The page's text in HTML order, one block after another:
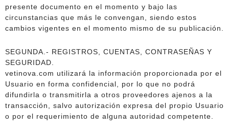
presente documento en el momento y bajo las
circunstancias que más le convengan, siendo estos
cambios vigentes en el momento mismo de su publicación.
SEGUNDA.- REGISTROS, CUENTAS, CONTRASEÑAS Y
SEGURIDAD.
vetinova.com utilizará la información proporcionada por el
Usuario en forma confidencial, por lo que no podrá
difundirla o transmitirla a otros proveedores ajenos a la
transacción, salvo autorización expresa del propio Usuario
o por el requerimiento de alguna autoridad competente.